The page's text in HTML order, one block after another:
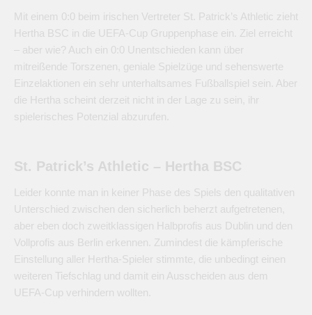
Mit einem 0:0 beim irischen Vertreter St. Patrick’s Athletic zieht
Hertha BSC in die UEFA-Cup Gruppenphase ein. Ziel erreicht
– aber wie? Auch ein 0:0 Unentschieden kann über
mitreißende Torszenen, geniale Spielzüge und sehenswerte
Einzelaktionen ein sehr unterhaltsames Fußballspiel sein. Aber
die Hertha scheint derzeit nicht in der Lage zu sein, ihr
spielerisches Potenzial abzurufen.
St. Patrick’s Athletic – Hertha BSC
Leider konnte man in keiner Phase des Spiels den qualitativen
Unterschied zwischen den sicherlich beherzt aufgetretenen,
aber eben doch zweitklassigen Halbprofis aus Dublin und den
Vollprofis aus Berlin erkennen. Zumindest die kämpferische
Einstellung aller Hertha-Spieler stimmte, die unbedingt einen
weiteren Tiefschlag und damit ein Ausscheiden aus dem
UEFA-Cup verhindern wollten.